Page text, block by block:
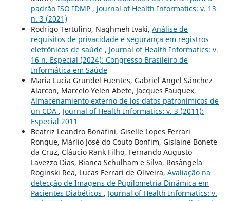
padrão ISO IDMP , Journal of Health Informatics: v. 13
n. 3 (2021)
Rodrigo Tertulino, Naghmeh Ivaki, Análise de
requisitos de privacidade e segurança em registros
eletrônicos de saúde , Journal of Health Informatics: v.
16 n. Especial (2024): Congresso Brasileiro de
Informática em Saúde
Maria Lucia Grundel Fuentes, Gabriel Angel Sánchez
Alarcon, Marcelo Yelen Abete, Jacques Fauquex,
Almacenamiento externo de los datos patronímicos de
un CDA , Journal of Health Informatics: v. 3 (2011):
Especial 2011
Beatriz Leandro Bonafini, Giselle Lopes Ferrari
Ronque, Márlio José do Couto Bonfim, Gislaine Bonete
da Cruz, Cláucio Rank Filho, Fernando Augusto
Lavezzo Dias, Bianca Schulham e Silva, Rosângela
Roginski Rea, Lucas Ferrari de Oliveira, Avaliação na
detecção de Imagens de Pupilometria Dinâmica em
Pacientes Diabéticos , Journal of Health Informatics: v.